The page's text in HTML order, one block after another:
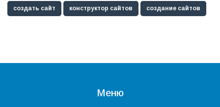
создать сайт конструктор сайтов создание сайтов
Меню